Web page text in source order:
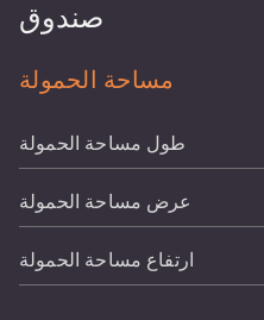
صندوق
مساحة الحمولة
طول مساحة الحمولة
عرض مساحة الحمولة
ارتفاع مساحة الحمولة